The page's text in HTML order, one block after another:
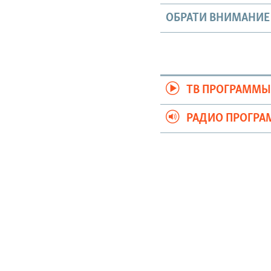
ОБРАТИ ВНИМАНИЕ
ТВ ПРОГРАММЫ
РАДИО